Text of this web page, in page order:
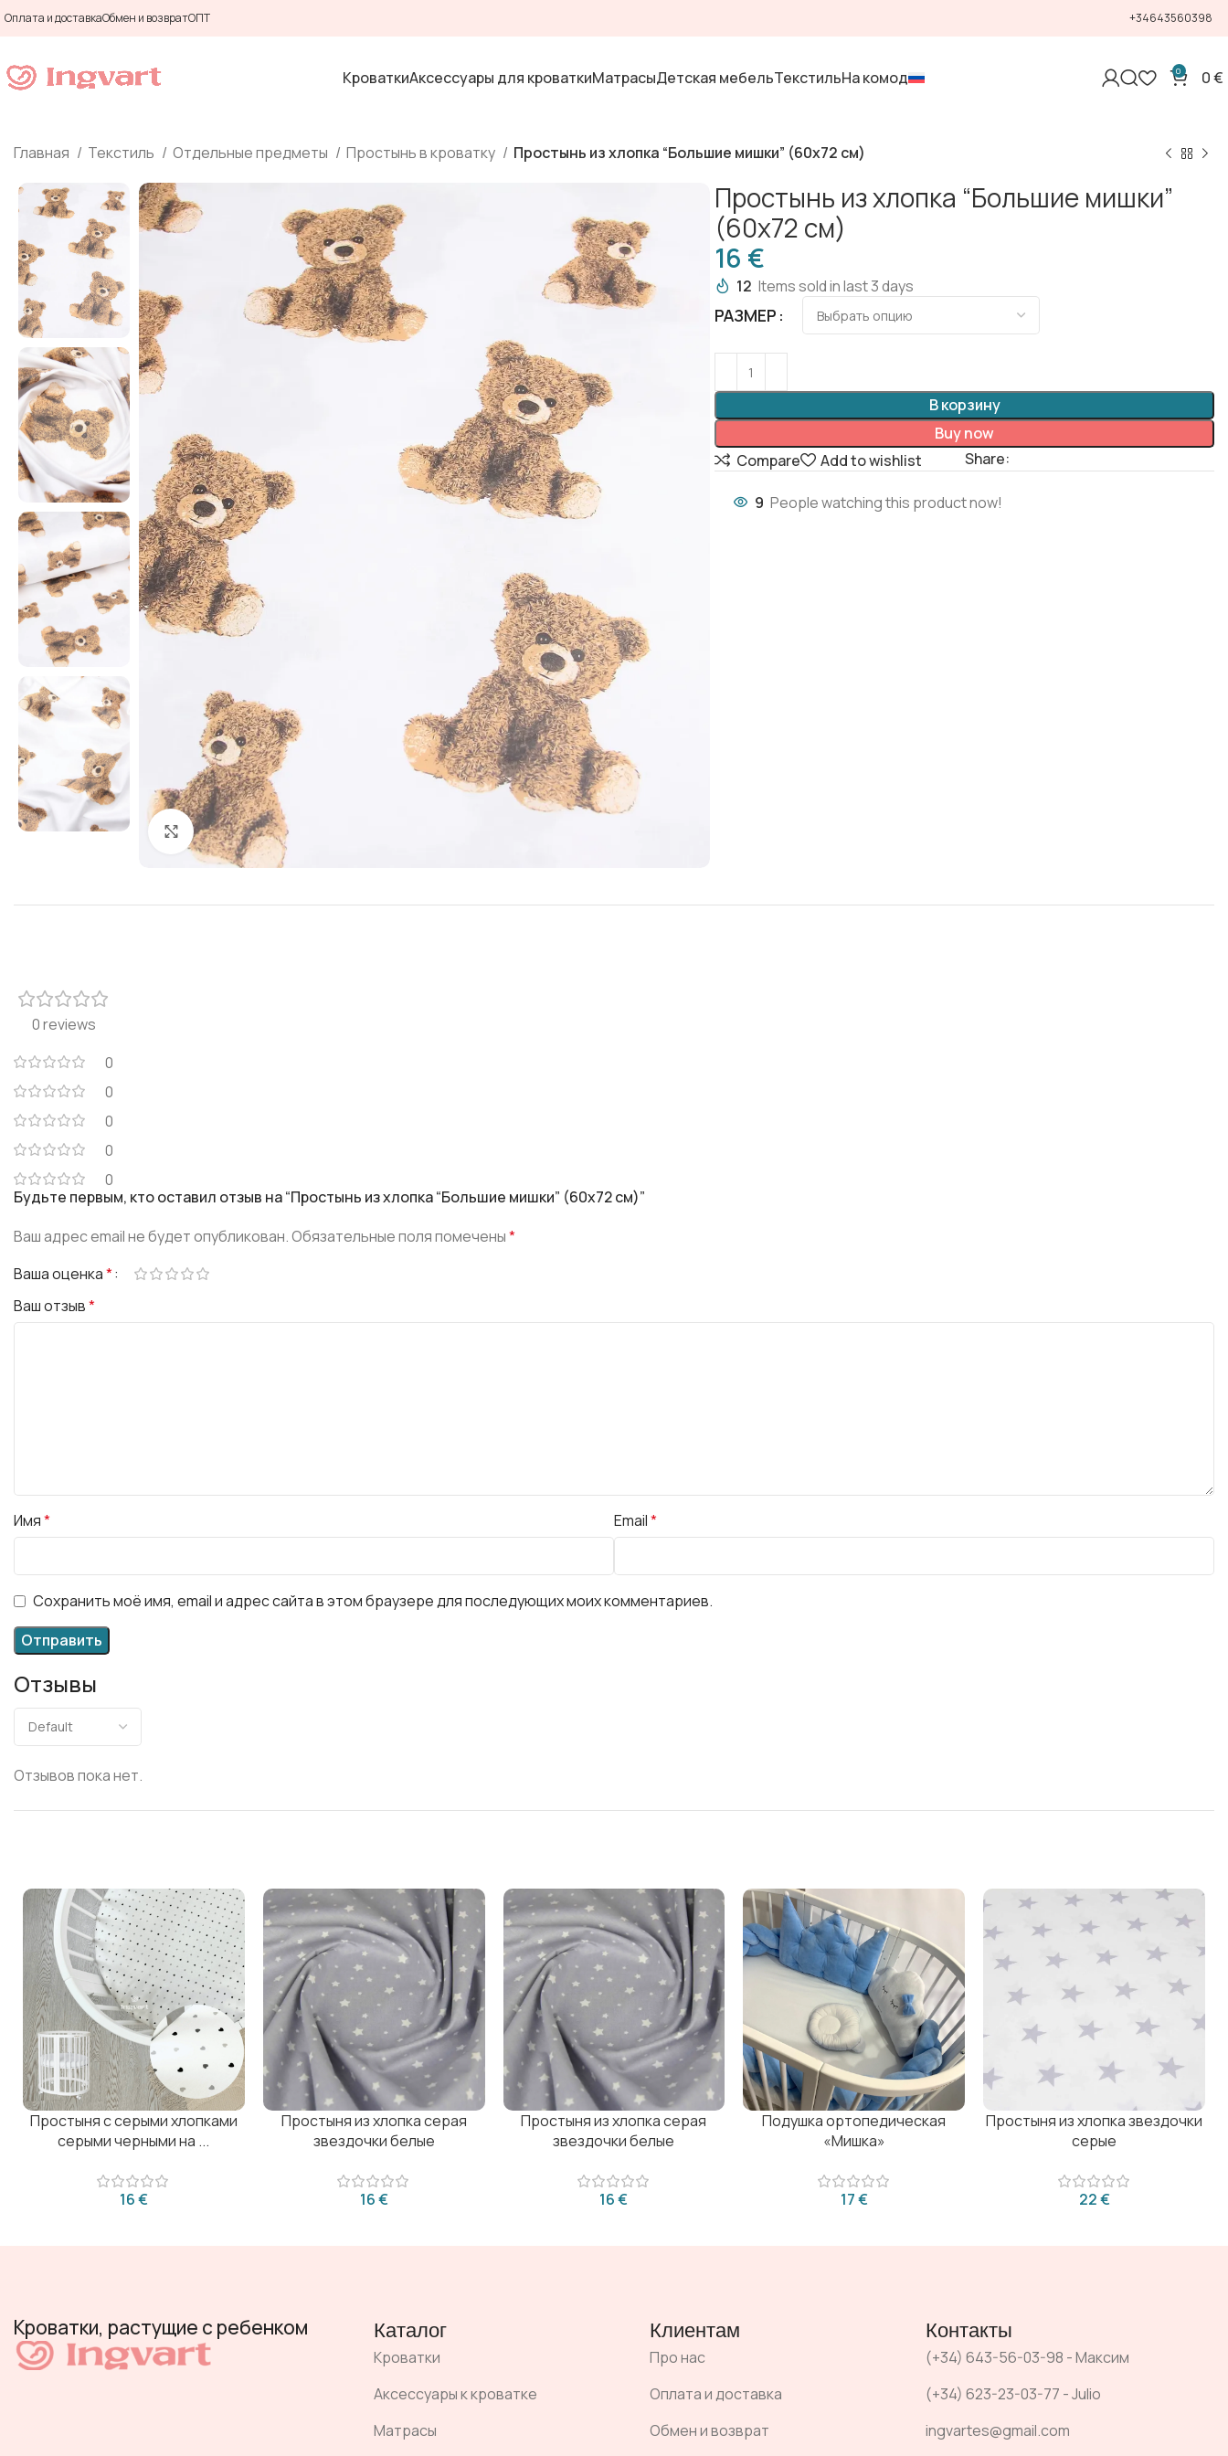
Оплата и доставкаОбмен и возвратОПТ +34643560398
КроваткиАксессуары для кроваткиМатрасыДетская мебельТекстильНа комод 0 0€
Главная Текстиль Отдельные предметы Простынь в кроватку Простынь из хлопка “Большие мишки” (60х72 см)
Click to enlarge
Простынь из хлопка “Большие мишки”
(60х72 см)
€
12 Items sold in last 3 days
РАЗМЕР
В корзину
Buy now
Compare
Add to wishlist Share:
9 People watching this product now!
0 reviews
0
0
0
0
0
Отзывы
Отзывов пока нет.
Будьте первым, кто оставил отзыв на “Простынь из хлопка “Большие мишки” (60х72 см)”
Ваш адрес email не будет опубликован.Обязательные поля помечены*
Ваша оценка*
Ваш отзыв*
Имя* Email*
Сохранить моё имя, email и адрес сайта в этом браузере для последующих моих комментариев.
Простыня с серыми хлопками
серыми черными на ...
€
Простыня из хлопка серая
звездочки белые
€
Простыня из хлопка серая
звездочки белые
€
Подушка ортопедическая
«Мишка»
€
Простыня из хлопка звездочки
серые
€
Кроватки, растущие с ребенком Каталог
Кроватки
Аксессуары к кроватке
Матрасы
Клиентам
Про нас
Оплата и доставка
Обмен и возврат
Контакты
(+34) 643-56-03-98 - Максим
(+34) 623-23-03-77 - Julio
ingvartes@gmail.com